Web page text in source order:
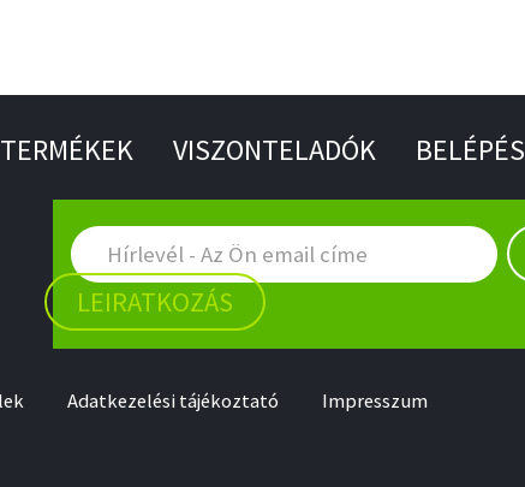
TERMÉKEK VISZONTELADÓK BELÉPÉS
LEIRATKOZÁS
Adatkezelési tájékoztató Impresszum